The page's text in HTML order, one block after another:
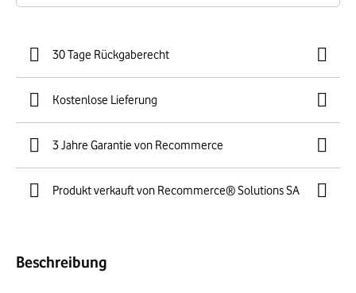
30 Tage Rückgaberecht
Kostenlose Lieferung
3 Jahre Garantie von Recommerce
Produkt verkauft von Recommerce® Solutions SA
Beschreibung